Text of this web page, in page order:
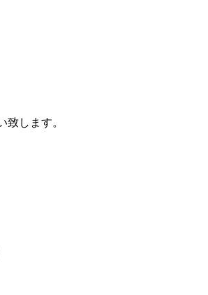
致します。